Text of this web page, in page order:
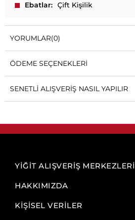
Ebatlar
Çift Kişilik
YORUMLAR(0)
ÖDEME SEÇENEKLERI
SENETLI ALIŞVERIŞ NASIL YAPILIR
YİĞİT ALIŞVERİŞ MERKEZLERİ
HAKKIMIZDA
KİŞİSEL VERİLER